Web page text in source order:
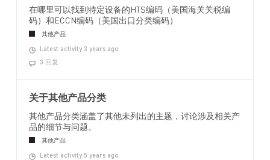
在哪里可以找到特定设备的HTS编码（美国海关关税编
码）和ECCN编码（美国出口分类编码）
其他产品
Latest activity 3 years ago
3 回复
关于其他产品分类
其他产品分类涵盖了其他未列出的主题，讨论涉及相关产
品的细节与问题。
其他产品
Latest activity 5 years ago